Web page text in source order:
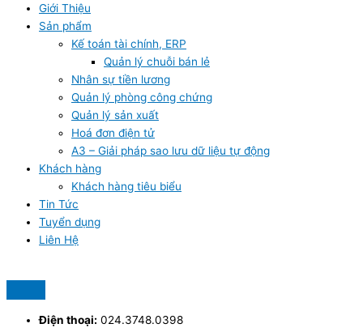
Giới Thiệu
Sản phẩm
Kế toán tài chính, ERP
Quản lý chuỗi bán lẻ
Nhân sự tiền lương
Quản lý phòng công chứng
Quản lý sản xuất
Hoá đơn điện tử
A3 – Giải pháp sao lưu dữ liệu tự động
Khách hàng
Khách hàng tiêu biểu
Tin Tức
Tuyển dụng
Liên Hệ
Điện thoại: 024.3748.0398